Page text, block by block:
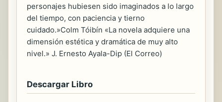
personajes hubiesen sido imaginados a lo largo
del tiempo, con paciencia y tierno
cuidado.»Colm Tóibín «La novela adquiere una
dimensión estética y dramática de muy alto
nivel.» J. Ernesto Ayala-Dip (El Correo)
Descargar Libro